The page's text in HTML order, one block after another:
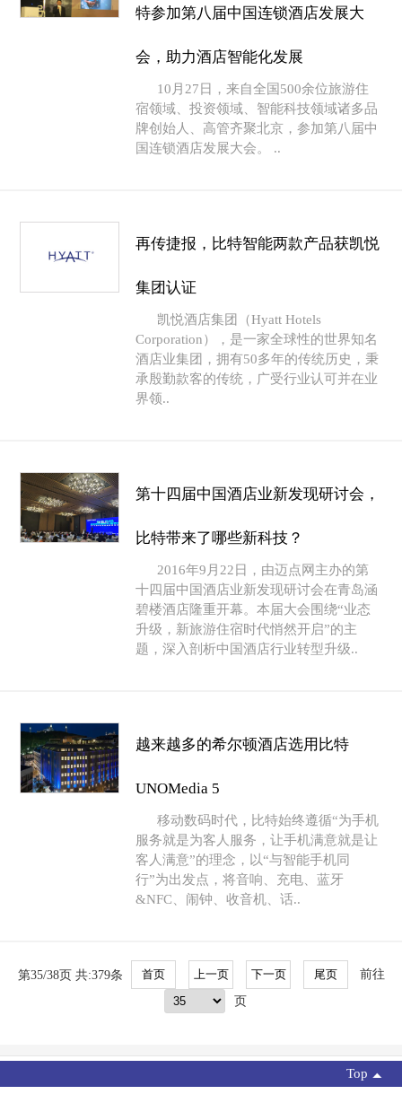
特参加第八届中国连锁酒店发展大
会，助力酒店智能化发展
10月27日，来自全国500余位旅游住
宿领域、投资领域、智能科技领域诸多品
牌创始人、高管齐聚北京，参加第八届中
国连锁酒店发展大会。 ..
再传捷报，比特智能两款产品获凯悦
集团认证
凯悦酒店集团（Hyatt Hotels
Corporation），是一家全球性的世界知名
酒店业集团，拥有50多年的传统历史，秉
承殷勤款客的传统，广受行业认可并在业
界领..
第十四届中国酒店业新发现研讨会，
比特带来了哪些新科技？
2016年9月22日，由迈点网主办的第
十四届中国酒店业新发现研讨会在青岛涵
碧楼酒店隆重开幕。本届大会围绕“业态
升级，新旅游住宿时代悄然开启”的主
题，深入剖析中国酒店行业转型升级..
越来越多的希尔顿酒店选用比特
UNOMedia 5
移动数码时代，比特始终遵循“为手机
服务就是为客人服务，让手机满意就是让
客人满意”的理念，以“与智能手机同
行”为出发点，将音响、充电、蓝牙
&NFC、闹钟、收音机、话..
第35/38页 共:379条
前往
页
Top